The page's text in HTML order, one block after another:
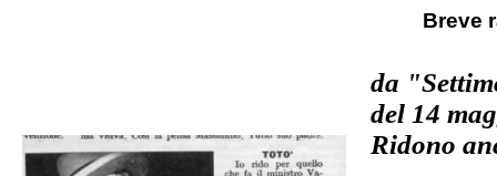
Breve
da
del 14
Ridono